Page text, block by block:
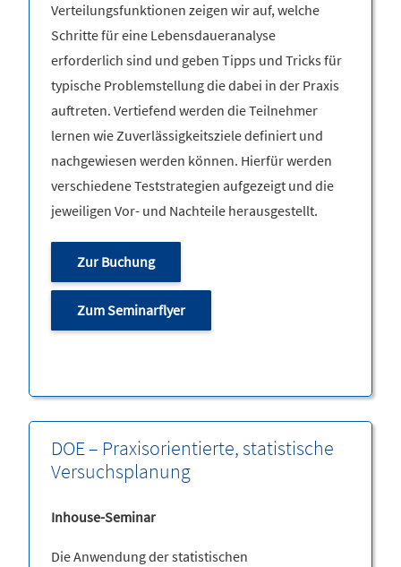
Verteilungsfunktionen zeigen wir auf, welche
Schritte für eine Lebensdaueranalyse
erforderlich sind und geben Tipps und Tricks für
typische Problemstellung die dabei in der Praxis
auftreten. Vertiefend werden die Teilnehmer
lernen wie Zuverlässigkeitsziele definiert und
nachgewiesen werden können. Hierfür werden
verschiedene Teststrategien aufgezeigt und die
jeweiligen Vor- und Nachteile herausgestellt.
Zur Buchung
Zum Seminarflyer
DOE – Praxisorientierte, statistische
Versuchsplanung
Inhouse-Seminar
Die Anwendung der statistischen